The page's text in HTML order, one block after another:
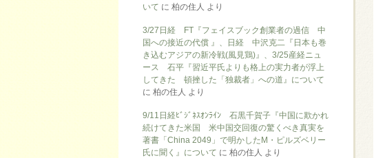
いて に 柏の住人 より
3/27日経 FT『フェイスブック創業者の過信 中
国への接近の代償 』、日経 中沢克二『日本も巻
き込むアジアの新冷戦(風見鶏)』、3/25産経ニュ
ース 石平『習近平氏よりも格上の実力者が浮上
してきた 頓挫した「独裁者」への道』について
に 柏の住人 より
9/11日経ﾋﾞｼﾞﾈｽｵﾝﾗｲﾝ 石黒千賀子『中国に欺かれ
続けてきた米国 米中国交回復の驚くべき真実を
著書「China 2049」で明かしたM・ピルズベリー
氏に聞く』について に 柏の住人 より